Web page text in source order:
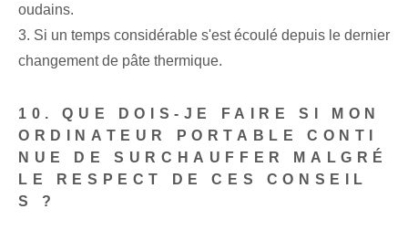
oudains.
3. Si un temps considérable s'est écoulé depuis le dernier
changement de pâte thermique.
10. QUE DOIS-JE FAIRE SI MON
ORDINATEUR PORTABLE CONTI
NUE DE SURCHAUFFER MALGRÉ
LE RESPECT DE CES CONSEIL
S ?